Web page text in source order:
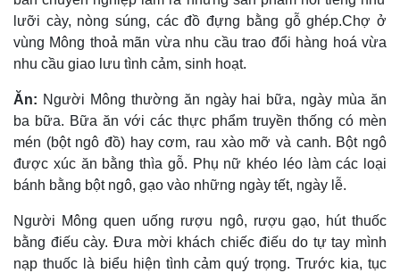
lưỡi cày, nòng súng, các đồ đựng bằng gỗ ghép.Chợ ở
vùng Mông thoả mãn vừa nhu cầu trao đổi hàng hoá vừa
nhu cầu giao lưu tình cảm, sinh hoạt.
Ăn: Người Mông thường ăn ngày hai bữa, ngày mùa ăn
ba bữa. Bữa ăn với các thực phẩm truyền thống có mèn
mén (bột ngô đồ) hay cơm, rau xào mỡ và canh. Bột ngô
được xúc ăn bằng thìa gỗ. Phụ nữ khéo léo làm các loại
bánh bằng bột ngô, gạo vào những ngày tết, ngày lễ.
Người Mông quen uống rượu ngô, rượu gạo, hút thuốc
bằng điếu cày. Ðưa mời khách chiếc điếu do tự tay mình
nạp thuốc là biểu hiện tình cảm quý trọng. Trước kia, tục